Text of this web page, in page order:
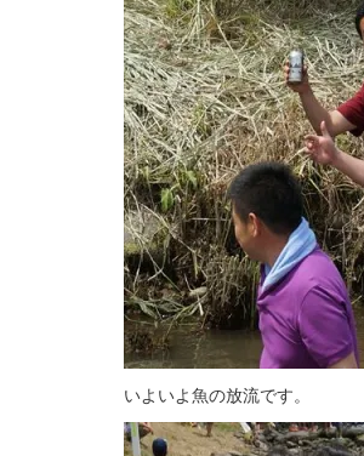
いよいよ魚の放流です。